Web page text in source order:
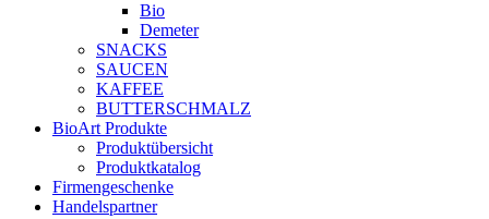
Bio
Demeter
SNACKS
SAUCEN
KAFFEE
BUTTERSCHMALZ
BioArt Produkte
Produktübersicht
Produktkatalog
Firmengeschenke
Handelspartner